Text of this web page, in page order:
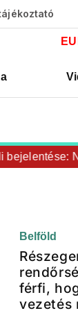
Belföld
férfi,
vezetés